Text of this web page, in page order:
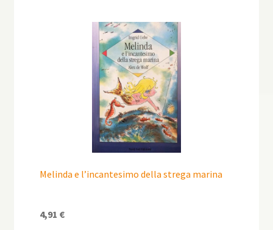
Melinda e l’incantesimo della strega marina
4,91 €